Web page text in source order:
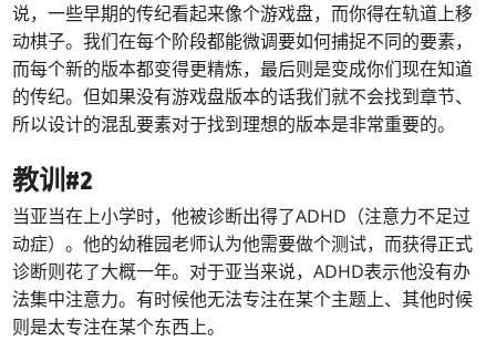
说，一些早期的传纪看起来像个游戏盘，而你得在轨道上移
动棋子。我们在每个阶段都能微调要如何捕捉不同的要素，
而每个新的版本都变得更精炼，最后则是变成你们现在知道
的传纪。但如果没有游戏盘版本的话我们就不会找到章节、
所以设计的混乱要素对于找到理想的版本是非常重要的。
教训#2
当亚当在上小学时，他被诊断出得了ADHD（注意力不足过
动症）。他的幼稚园老师认为他需要做个测试，而获得正式
诊断则花了大概一年。对于亚当来说，ADHD表示他没有办
法集中注意力。有时候他无法专注在某个主题上、其他时候
则是太专注在某个东西上。